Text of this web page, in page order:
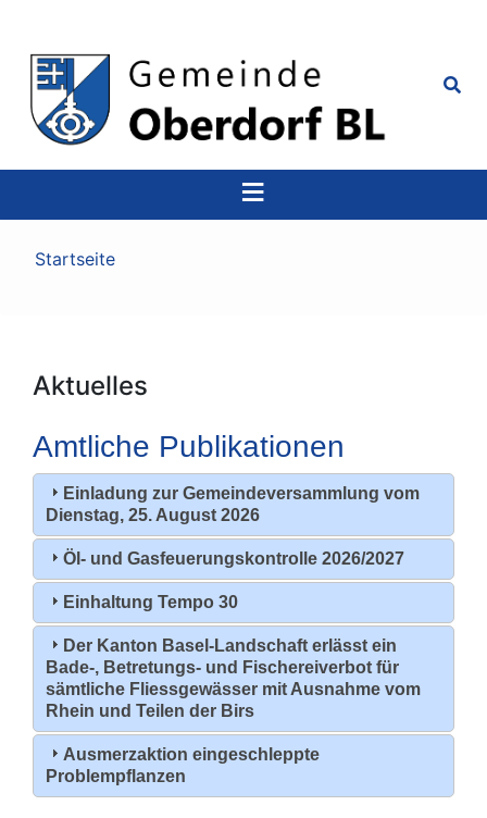
Pfadnavigation
Startseite
Aktuelles
Amtliche Publikationen
Einladung zur Gemeindeversammlung vom
Dienstag, 25. August 2026
Öl- und Gasfeuerungskontrolle 2026/2027
Einhaltung Tempo 30
Der Kanton Basel-Landschaft erlässt ein
Bade-, Betretungs- und Fischereiverbot für
sämtliche Fliessgewässer mit Ausnahme vom
Rhein und Teilen der Birs
Ausmerzaktion eingeschleppte
Problempflanzen